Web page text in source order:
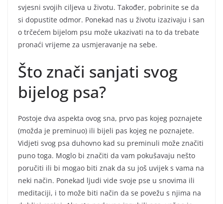
svjesni svojih ciljeva u životu. Također, pobrinite se da
si dopustite odmor. Ponekad nas u životu izazivaju i san
o trčećem bijelom psu može ukazivati na to da trebate
pronaći vrijeme za usmjeravanje na sebe.
Što znači sanjati svog
bijelog psa?
Postoje dva aspekta ovog sna, prvo pas kojeg poznajete
(možda je preminuo) ili bijeli pas kojeg ne poznajete.
Vidjeti svog psa duhovno kad su preminuli može značiti
puno toga. Moglo bi značiti da vam pokušavaju nešto
poručiti ili bi mogao biti znak da su još uvijek s vama na
neki način. Ponekad ljudi vide svoje pse u snovima ili
meditaciji, i to može biti način da se povežu s njima na